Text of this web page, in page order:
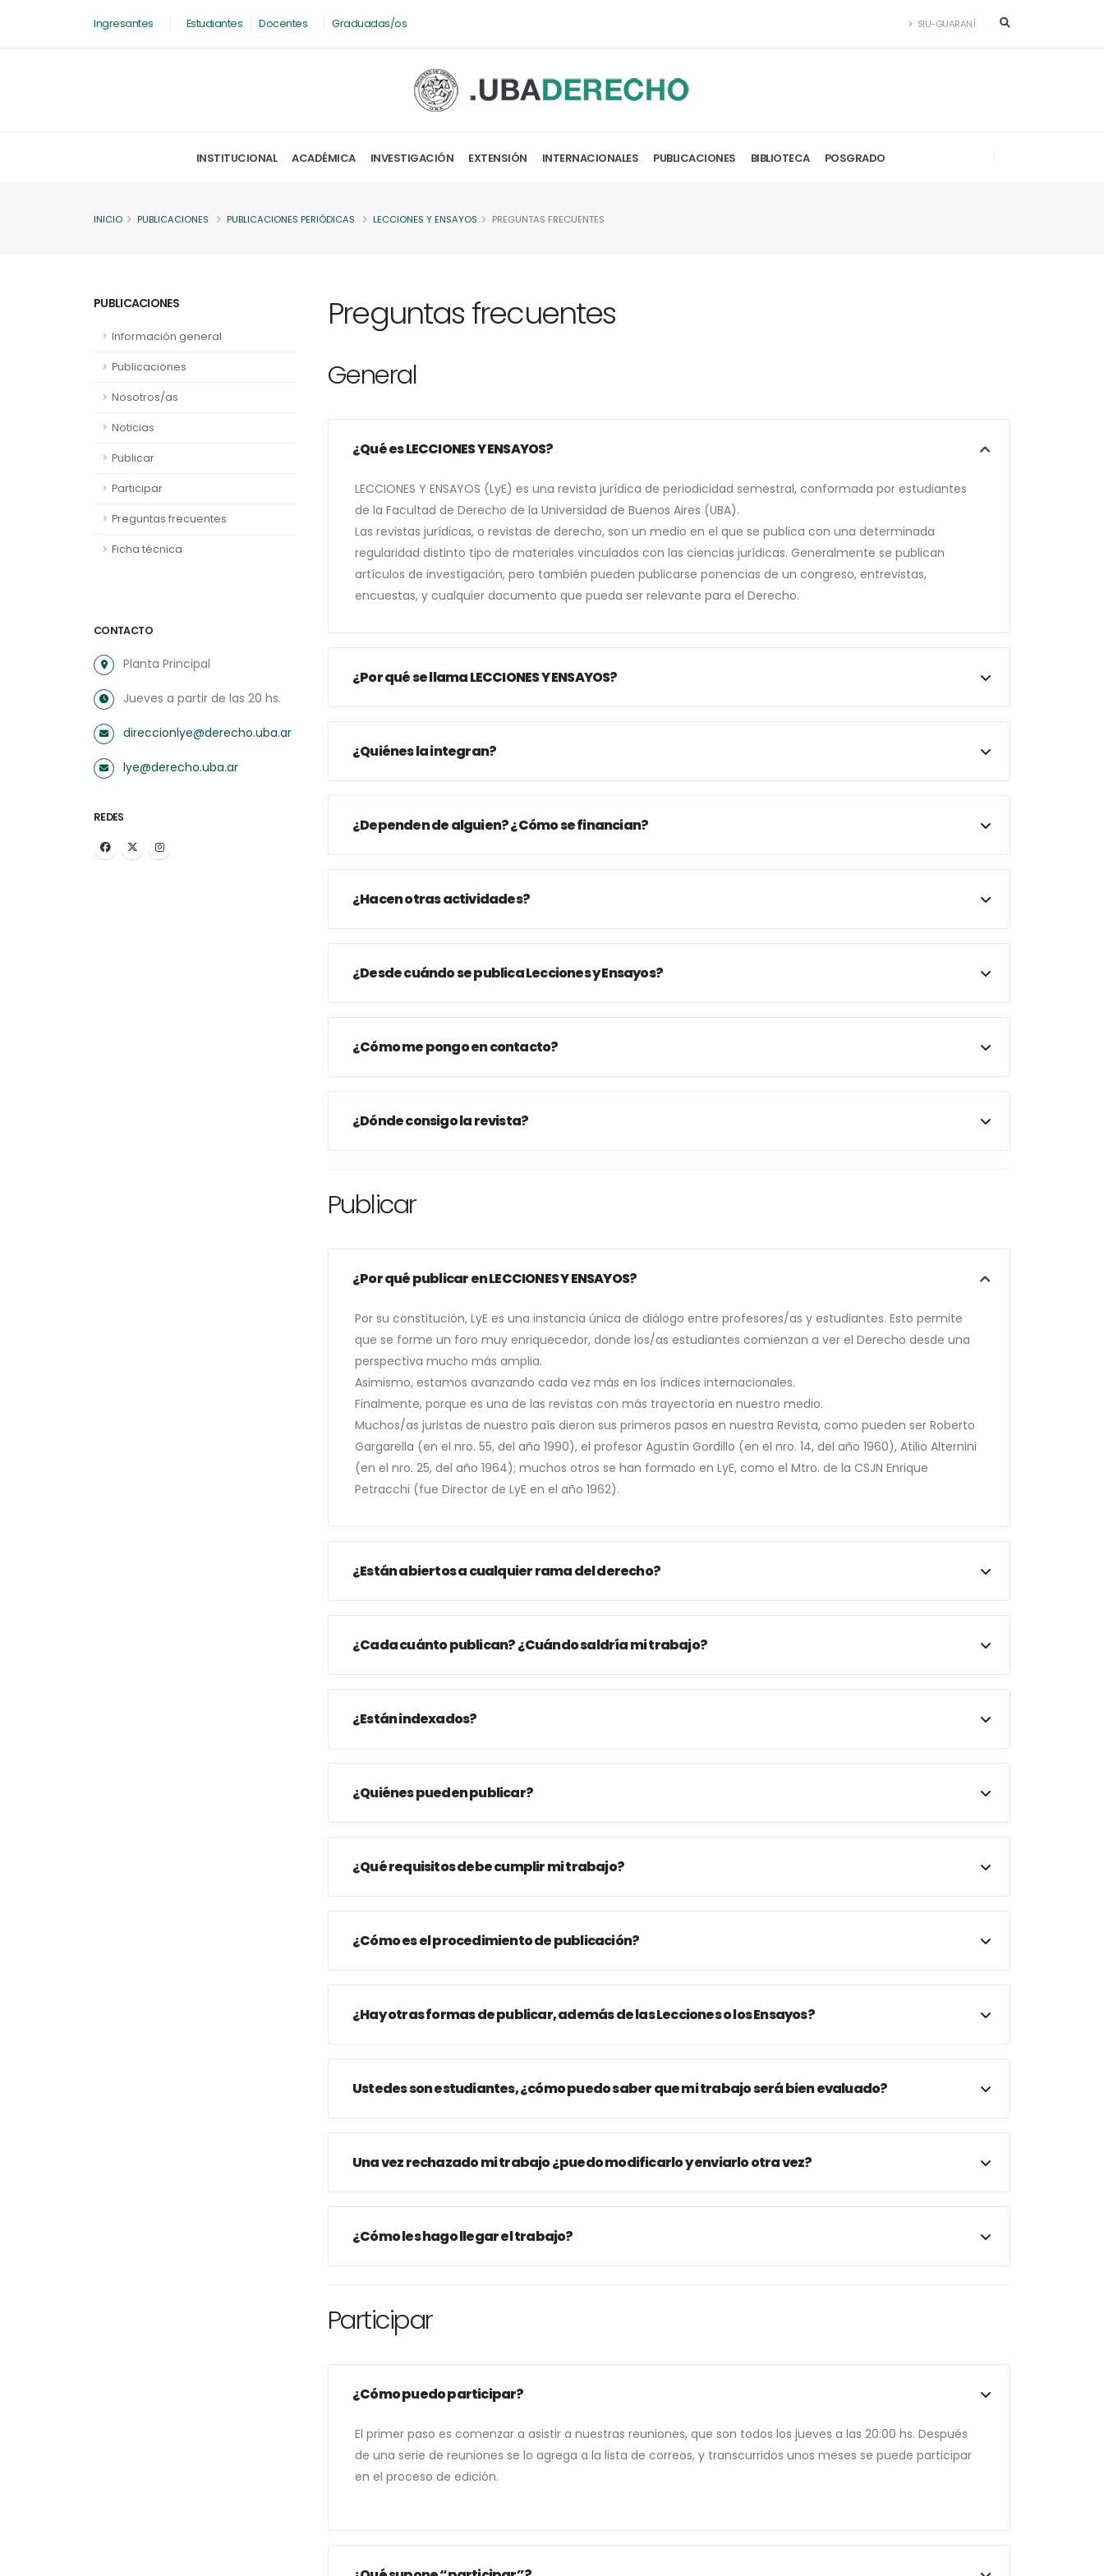
Ingresantes Estudiantes Docentes Graduadas/os SIU-GUARANÍ
INSTITUCIONAL ACADÉMICA INVESTIGACIÓN EXTENSIÓN INTERNACIONALES PUBLICACIONES BIBLIOTECA POSGRADO
INICIO PUBLICACIONES PUBLICACIONES PERIÓDICAS LECCIONES Y ENSAYOS PREGUNTAS FRECUENTES
PUBLICACIONES
Información general
Publicaciones
Nosotros/as
Noticias
Publicar
Participar
Preguntas frecuentes
Ficha técnica
CONTACTO
Planta Principal
Jueves a partir de las 20 hs.
direccionlye@derecho.uba.ar
lye@derecho.uba.ar
REDES
Preguntas frecuentes
General
¿Qué es LECCIONES Y ENSAYOS?
LECCIONES Y ENSAYOS (LyE) es una revista jurídica de periodicidad semestral, conformada por estudiantes
de la Facultad de Derecho de la Universidad de Buenos Aires (UBA).
Las revistas jurídicas, o revistas de derecho, son un medio en el que se publica con una determinada
regularidad distinto tipo de materiales vinculados con las ciencias jurídicas. Generalmente se publican
artículos de investigación, pero también pueden publicarse ponencias de un congreso, entrevistas,
encuestas, y cualquier documento que pueda ser relevante para el Derecho.
¿Por qué se llama LECCIONES Y ENSAYOS?
¿Quiénes la integran?
¿Dependen de alguien? ¿Cómo se financian?
¿Hacen otras actividades?
¿Desde cuándo se publica Lecciones y Ensayos?
¿Cómo me pongo en contacto?
¿Dónde consigo la revista?
Publicar
¿Por qué publicar en LECCIONES Y ENSAYOS?
Por su constitución, LyE es una instancia única de diálogo entre profesores/as y estudiantes. Esto permite
que se forme un foro muy enriquecedor, donde los/as estudiantes comienzan a ver el Derecho desde una
perspectiva mucho más amplia.
Asimismo, estamos avanzando cada vez más en los índices internacionales.
Finalmente, porque es una de las revistas con más trayectoria en nuestro medio.
Muchos/as juristas de nuestro país dieron sus primeros pasos en nuestra Revista, como pueden ser Roberto
Gargarella (en el nro. 55, del año 1990), el profesor Agustín Gordillo (en el nro. 14, del año 1960), Atilio Alternini
(en el nro. 25, del año 1964); muchos otros se han formado en LyE, como el Mtro. de la CSJN Enrique
Petracchi (fue Director de LyE en el año 1962).
¿Están abiertos a cualquier rama del derecho?
¿Cada cuánto publican? ¿Cuándo saldría mi trabajo?
¿Están indexados?
¿Quiénes pueden publicar?
¿Qué requisitos debe cumplir mi trabajo?
¿Cómo es el procedimiento de publicación?
¿Hay otras formas de publicar, además de las Lecciones o los Ensayos?
Ustedes son estudiantes, ¿cómo puedo saber que mi trabajo será bien evaluado?
Una vez rechazado mi trabajo ¿puedo modificarlo y enviarlo otra vez?
¿Cómo les hago llegar el trabajo?
Participar
¿Cómo puedo participar?
El primer paso es comenzar a asistir a nuestras reuniones, que son todos los jueves a las 20:00 hs. Después
de una serie de reuniones se lo agrega a la lista de correos, y transcurridos unos meses se puede participar
en el proceso de edición.